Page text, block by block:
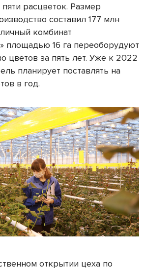
расцветок. Размер
составил 177 млн
комбинат
площадью 16 га переоборудуют
цветов за пять лет. Уже к 2022
планирует поставлять на
в год.
открытии цеха по